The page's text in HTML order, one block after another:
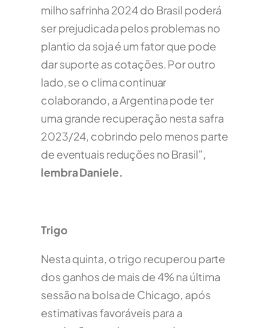
milho safrinha 2024 do Brasil poderá
ser prejudicada pelos problemas no
plantio da soja é um fator que pode
dar suporte as cotações. Por outro
lado, se o clima continuar
colaborando, a Argentina pode ter
uma grande recuperação nesta safra
2023/24, cobrindo pelo menos parte
de eventuais reduções no Brasil”,
lembra Daniele.
Trigo
Nesta quinta, o trigo recuperou parte
dos ganhos de mais de 4% na última
sessão na bolsa de Chicago, após
estimativas favoráveis para a